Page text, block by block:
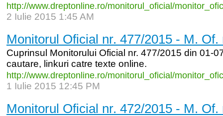
http://www.dreptonline.ro/monitorul_ oficial/monitor_
2 Iulie 2015 1:45 AM
Monitorul Oficial nr. 477/2015 - M. Of.
Cuprinsul Monitorului Oficial nr. 477/2015 din 01-
cautare, linkuri catre texte online.
http://www.dreptonline.ro/monitorul_ oficial/monitor_
1 Iulie 2015 12:45 PM
Monitorul Oficial nr. 472/2015 - M. Of.